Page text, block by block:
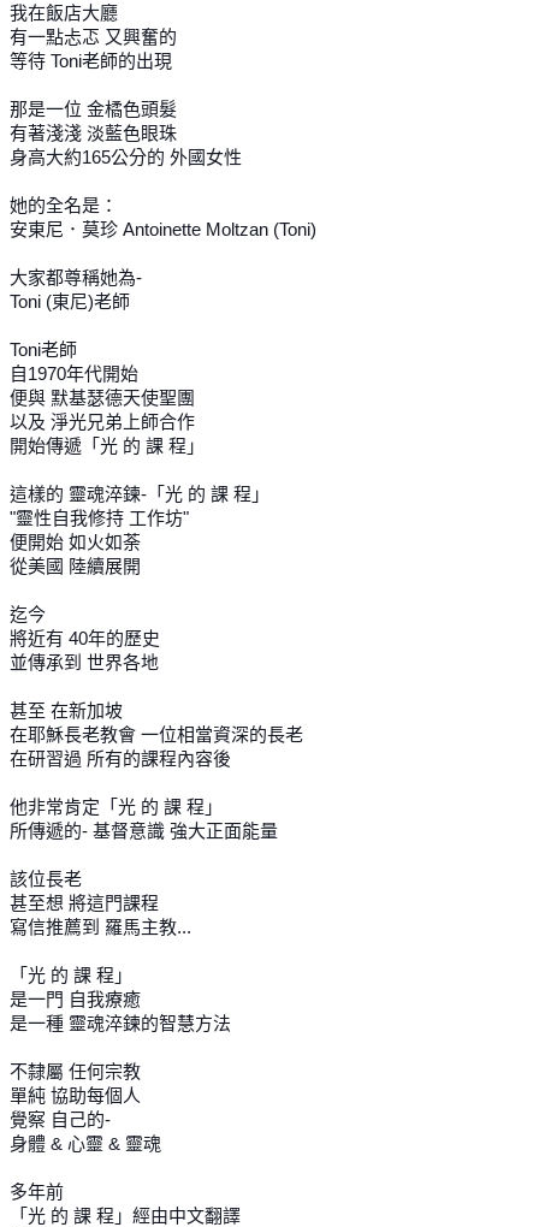
我在飯店大廳
有一點忐忑 又興奮的
等待 Toni老師的出現
那是一位 金橘色頭髮
有著淺淺 淡藍色眼珠
身高大約165公分的 外國女性
她的全名是：
安東尼．莫珍 Antoinette Moltzan (Toni)
大家都尊稱她為-
Toni (東尼)老師
Toni老師
自1970年代開始
便與 默基瑟德天使聖團
以及 淨光兄弟上師合作
開始傳遞「光 的 課 程」
這樣的 靈魂淬鍊-「光 的 課 程」
"靈性自我修持 工作坊"
便開始 如火如荼
從美國 陸續展開
迄今
將近有 40年的歷史
並傳承到 世界各地
甚至 在新加坡
在耶穌長老教會 一位相當資深的長老
在研習過 所有的課程內容後
他非常肯定「光 的 課 程」
所傳遞的- 基督意識 強大正面能量
該位長老
甚至想 將這門課程
寫信推薦到 羅馬主教...
「光 的 課 程」
是一門 自我療癒
是一種 靈魂淬鍊的智慧方法
不隸屬 任何宗教
單純 協助每個人
覺察 自己的-
身體 & 心靈 & 靈魂
多年前
「光 的 課 程」經由中文翻譯